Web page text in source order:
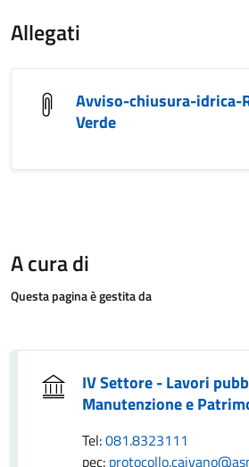
Allegati
Avviso-chiusura-idrica-
Verde
A cura di
Questa pagina è gestita da
IV Settore - Lavori
Manutenzione e
Tel:081.8323111
pec: